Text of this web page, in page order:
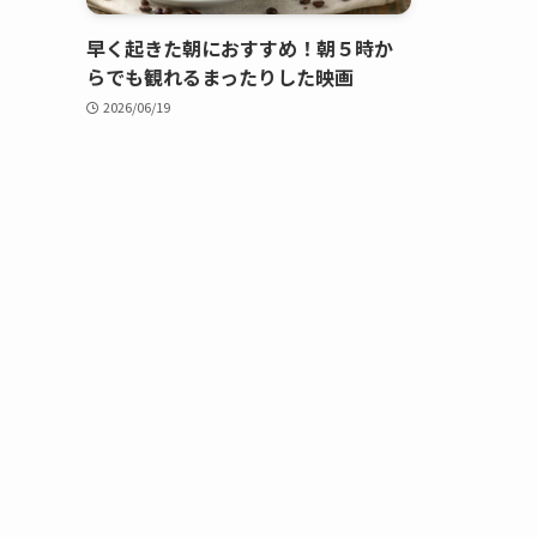
早く起きた朝におすすめ！朝５時か
らでも観れるまったりした映画
2026/06/19